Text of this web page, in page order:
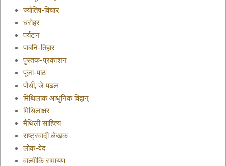
ज्योतिष-विचार
धरोहर
पर्यटन
पाबनि-तिहार
पुस्तक-प्रकाशन
पूजा-पाठ
पोथी, जे पढल
मिथिलाक आधुनिक विद्वान्
मिथिलाक्षर
मैथिली साहित्य
राष्ट्रवादी लेखक
लोक-वेद
वाल्मीकि रामायण